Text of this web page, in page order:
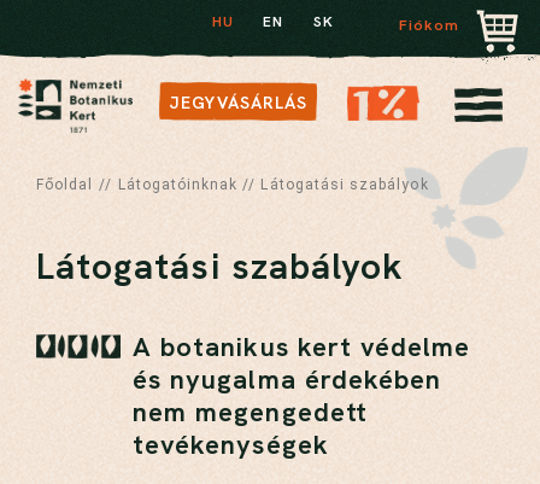
HU EN SK Fiókom
JEGYVÁSÁRLÁS
Főoldal // Látogatóinknak // Látogatási szabályok
Látogatási szabályok
A botanikus kert védelme
és nyugalma érdekében
nem megengedett
tevékenységek